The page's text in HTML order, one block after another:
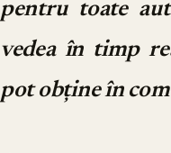
pentru toate
vedea în timp
pot obține în